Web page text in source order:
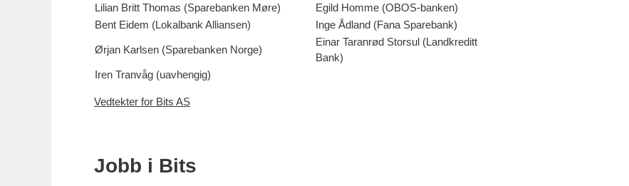
Lilian Britt Thomas (Sparebanken Møre)
Egild Homme (OBOS-banken)
Bent Eidem (Lokalbank Alliansen)
Inge Ådland (Fana Sparebank)
Ørjan Karlsen (Sparebanken Norge)
Einar Taranrød Storsul (Landkreditt
Bank)
Iren Tranvåg (uavhengig)
Vedtekter for Bits AS
Jobb i Bits